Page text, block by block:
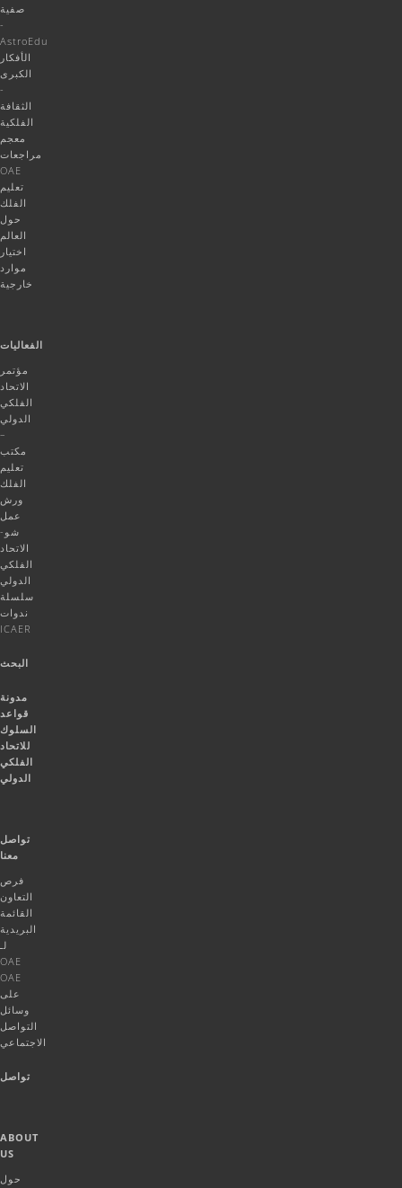
صفية
-
AstroEdu
الأفكار
الكبرى
-
الثقافة
الفلكية
معجم
مراجعات
OAE
تعليم
الفلك
حول
العالم
اختيار
موارد
خارجية
الفعاليات
مؤتمر
الاتحاد
الفلكي
الدولي
–
مكتب
تعليم
الفلك
ورش
عمل
شو-
الاتحاد
الفلكي
الدولي
سلسلة
ندوات
ICAER
البحث
مدونة
قواعد
السلوك
للاتحاد
الفلكي
الدولي
تواصل
معنا
فرص
التعاون
القائمة
البريدية
لـ
OAE
OAE
على
وسائل
التواصل
الاجتماعي
تواصل
ABOUT
US
حول